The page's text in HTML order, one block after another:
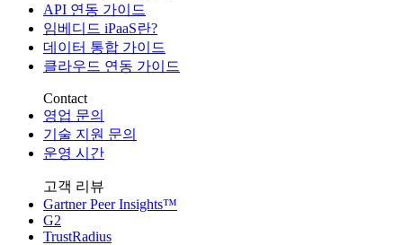
API 연동 가이드
임베디드 iPaaS란?
데이터 통합 가이드
클라우드 연동 가이드
Contact
영업 문의
기술 지원 문의
운영 시간
고객 리뷰
Gartner Peer Insights™
G2
TrustRadius